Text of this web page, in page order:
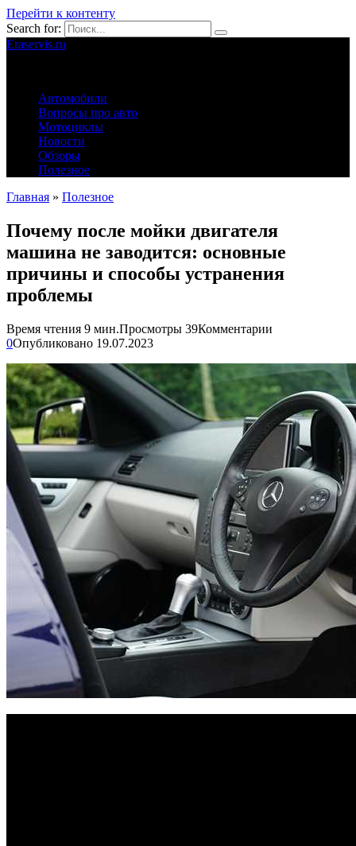
Перейти к контенту
Search for:
Eraservis.ru
Автомобили
Вопросы про авто
Мотоциклы
Новости
Обзоры
Полезное
Главная » Полезное
Почему после мойки двигателя
машина не заводится: основные
причины и способы устранения
проблемы
Время чтения 9 мин.Просмотры 39Комментарии
0Опубликовано 19.07.2023